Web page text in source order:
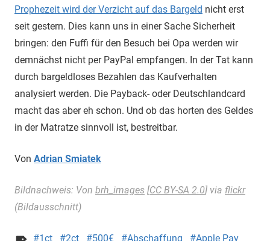
Prophezeit wird der Verzicht auf das Bargeld nicht erst
seit gestern. Dies kann uns in einer Sache Sicherheit
bringen: den Fuffi für den Besuch bei Opa werden wir
demnächst nicht per PayPal empfangen. In der Tat kann
durch bargeldloses Bezahlen das Kaufverhalten
analysiert werden. Die Payback- oder Deutschlandcard
macht das aber eh schon. Und ob das horten des Geldes
in der Matratze sinnvoll ist, bestreitbar.
Von Adrian Smiatek
Bildnachweis: Von brh_images [CC BY-SA 2.0] via flickr
(Bildausschnitt)
1ct 2ct 500€ Abschaffung Apple Pay